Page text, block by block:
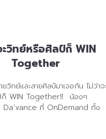
ะวิทย์หรือศิลป์ก็ WIN
Together
วิทย์และสายศลป์มาเจอกัน ไม่ว่าจ
ก็ WIN Together‼
น้องๆ
Da’vance ที่ OnDemand ทั้ง